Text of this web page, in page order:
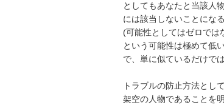
としてもあなたと当該人
には該当しないことにな
(可能性としてはゼロでは
という可能性は極めて低
で、単に似ているだけで
トラブルの防止方法とし
架空の人物であることを